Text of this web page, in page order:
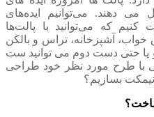
می دهند. می‌توانیم ایده‌های
که می‌توانید با پالت‌ها
آشپزخانه، تراس و بالکن
یا حتی دست دوم می توانید ست
با طرح مورد نظر خود طراحی
نیمکت بسازیم؟